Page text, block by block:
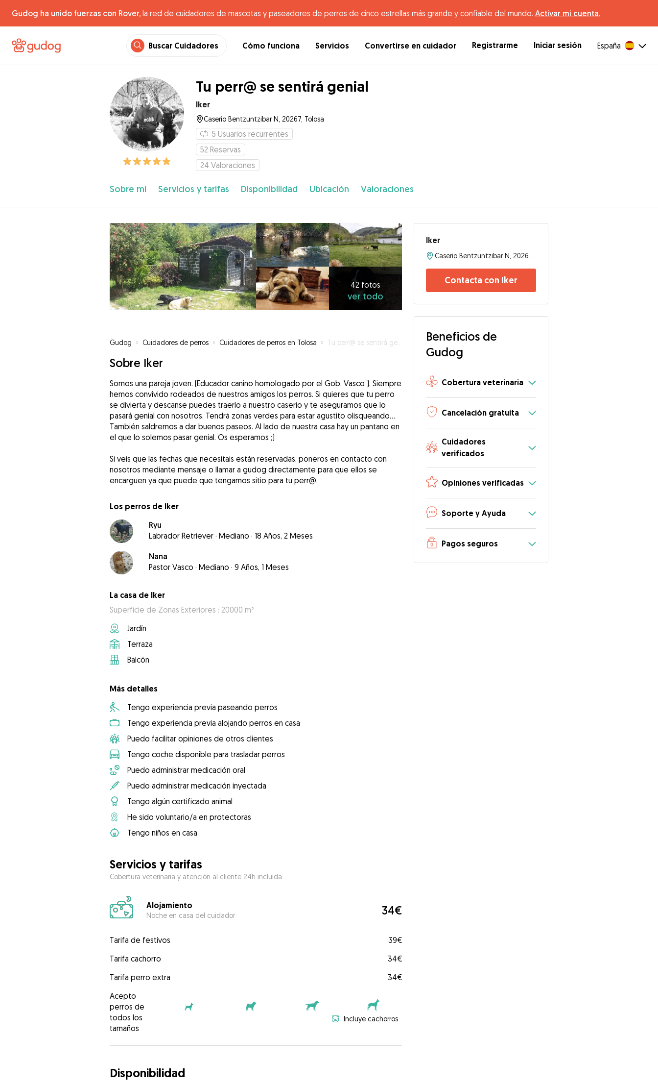
Gudog ha unido fuerzas con Rover, la red de cuidadores de mascotas y paseadores de perros de cinco estrellas más grande y confiable del mundo. Activar mi cuenta.
Buscar Cuidadores Cómo funciona Servicios Convertirse en cuidador Registrarme Iniciar sesión España
Tu perr@ se sentirá genial
Iker
Caserio Bentzuntzibar N, 20267, Tolosa
5 Usuarios recurrentes
52 Reservas
24 Valoraciones
Sobre mí Servicios y tarifas Disponibilidad Ubicación Valoraciones
42 fotos
ver todo
Gudog » Cuidadores de perros » Cuidadores de perros en Tolosa » Tu perr@ se sentirá genial
Sobre Iker
Somos una pareja joven. (Educador canino homologado por el Gob. Vasco ). Siempre
hemos convivido rodeados de nuestros amigos los perros. Si quieres que tu perro
se divierta y descanse puedes traerlo a nuestro caserio y te aseguramos que lo
pasará genial con nosotros. Tendrá zonas verdes para estar agustito olisqueando...
También saldremos a dar buenos paseos. Al lado de nuestra casa hay un pantano en
el que lo solemos pasar genial. Os esperamos ;)
Si veis que las fechas que necesitais están reservadas, poneros en contacto con
nosotros mediante mensaje o llamar a gudog directamente para que ellos se
Los perros de Iker
Ryu
Labrador Retriever · Mediano · 18 Años, 2 Meses
Nana
Pastor Vasco · Mediano · 9 Años, 1 Meses
La casa de Iker
Superficie de Zonas Exteriores : 20000 m²
Jardín
Terraza
Balcón
Más detalles
Tengo experiencia previa paseando perros
Tengo experiencia previa alojando perros en casa
Puedo facilitar opiniones de otros clientes
Tengo coche disponible para trasladar perros
Puedo administrar medicación oral
Puedo administrar medicación inyectada
Tengo algún certificado animal
He sido voluntario/a en protectoras
Tengo niños en casa
Servicios y tarifas
Cobertura veterinaria y atención al cliente 24h incluida
Alojamiento
Noche en casa del cuidador 34€
Tarifa de festivos
39€
Tarifa cachorro
34€
Tarifa perro extra
34€
Acepto
perros de
todos los
tamaños
Incluye cachorros
Disponibilidad
Iker
Contacta con Iker
Beneficios de
Gudog
Cobertura veterinaria
Cancelación gratuita
Cuidadores
verificados
Opiniones verificadas
Soporte y Ayuda
Pagos seguros